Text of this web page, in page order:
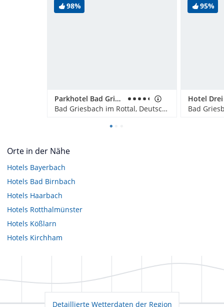
98%
Parkhotel Bad Griesbach
Bad Griesbach im Rottal, Deutschland
95%
Orte in der Nähe
Hotels Bayerbach
Hotels Bad Birnbach
Hotels Haarbach
Hotels Rotthalmünster
Hotels Kößlarn
Hotels Kirchham
Detaillierte Wetterdaten der Region